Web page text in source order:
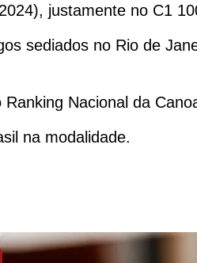
justamente no C1
sediados no Rio de
Nacional da
na modalidade.